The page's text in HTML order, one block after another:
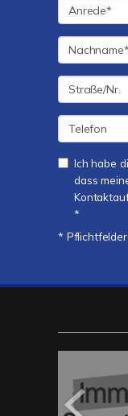
Ich habe
dass
*
* Pflichtfelder